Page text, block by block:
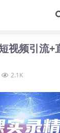
视频引流+
2.1K